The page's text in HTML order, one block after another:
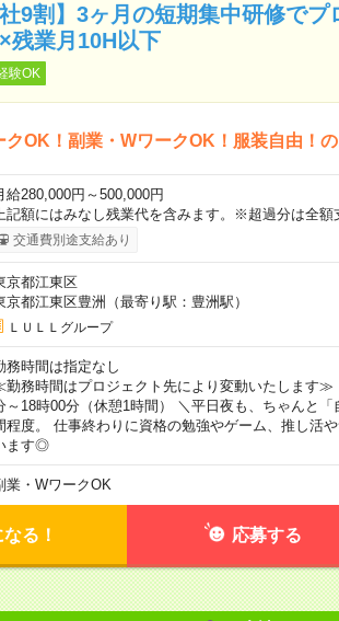
社9割】3ヶ月の短期集中研修で
残業月10H以下
験OK
クOK！副業・WワークOK！服装自由！
給280,000円～500,000円
上記額にはみなし残業代を含みます。※超過分は全額
交通費別途支給あり
京都江東区
京都江東区豊洲（最寄り駅：豊洲駅）
ＬＵＬＬグループ
務時間は指定なし
務時間はプロジェクト先により変動いたします≫
～18時00分（休憩1時間） ＼平日夜も、ちゃんと
程度。 仕事終わりに資格の勉強やゲーム、推し活
ます◎
業・WワークOK
る！ 応募する